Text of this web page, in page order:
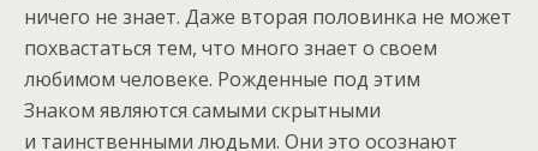
ничего не знает. Даже вторая половинка не может
похвастаться тем, что много знает о своем
любимом человеке. Рожденные под этим
Знаком являются самыми скрытными
и таинственными людьми. Они это осознают